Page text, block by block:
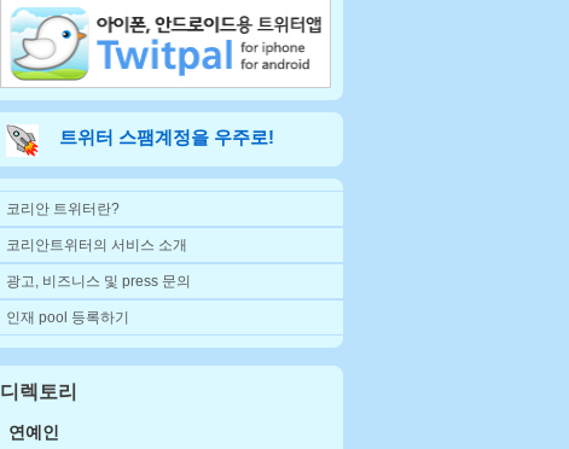
아이폰/패드용 받기
트위터 스팸계정을 우주로!
코리안 트위터란?
코리안트위터의 서비스 소개
광고, 비즈니스 및 press 문의
인재 pool 등록하기
디렉토리
연예인